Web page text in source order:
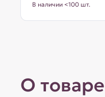
В наличии <100 шт.
О товаре